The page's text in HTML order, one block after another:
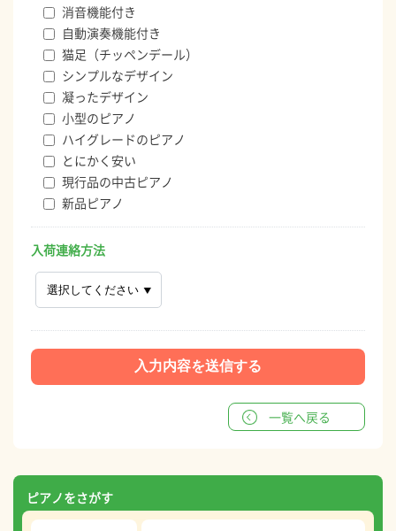
消音機能付き
自動演奏機能付き
猫足（チッペンデール）
シンプルなデザイン
凝ったデザイン
小型のピアノ
ハイグレードのピアノ
とにかく安い
現行品の中古ピアノ
新品ピアノ
入荷連絡方法
一覧へ戻る
ピアノをさがす